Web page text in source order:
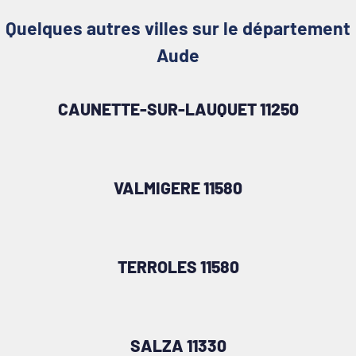
Quelques autres villes sur le département
Aude
CAUNETTE-SUR-LAUQUET 11250
VALMIGERE 11580
TERROLES 11580
SALZA 11330